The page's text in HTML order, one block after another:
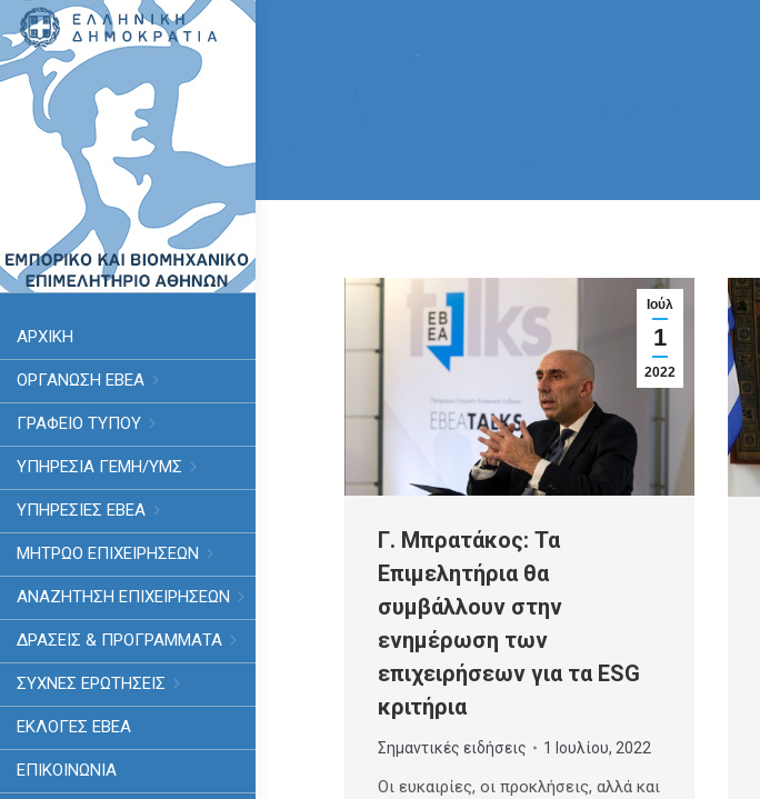
ΑΡΧΙΚΗ
ΟΡΓΑΝΩΣΗ ΕΒΕΑ
ΓΡΑΦΕΙΟ ΤΥΠΟΥ
ΥΠΗΡΕΣΊΑ ΓΕΜΗ/ΥΜΣ
ΥΠΗΡΕΣΙΕΣ ΕΒΕΑ
ΜΗΤΡΩΟ ΕΠΙΧΕΙΡΗΣΕΩΝ
ΑΝΑΖΗΤΗΣΗ ΕΠΙΧΕΙΡΗΣΕΩΝ
ΔΡΑΣΕΙΣ & ΠΡΟΓΡΑΜΜΑΤΑ
ΣΥΧΝΕΣ ΕΡΩΤΗΣΕΙΣ
ΕΚΛΟΓΈΣ ΕΒΕΑ
ΕΠΙΚΟΙΝΩΝΙΑ
Ιούλ
1
2022
Γ. Μπρατάκος: Τα
Επιμελητήρια θα
συμβάλλουν στην
ενημέρωση των
επιχειρήσεων για τα ESG
κριτήρια
Σημαντικές ειδήσεις 1 Ιουλίου, 2022
Οι ευκαιρίες, οι προκλήσεις, αλλά και